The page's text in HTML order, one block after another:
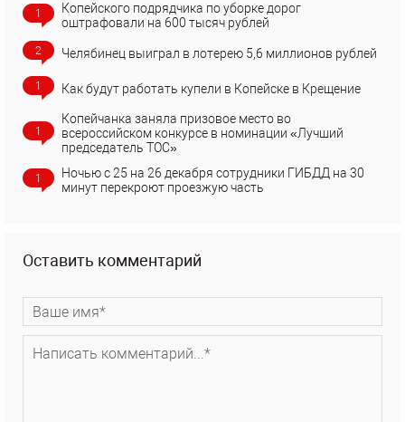
1
Копейского подрядчика по уборке дорог
оштрафовали на 600 тысяч рублей
2 Челябинец выиграл в лотерею 5,6 миллионов рублей
1 Как будут работать купели в Копейске в Крещение
1
Копейчанка заняла призовое место во
всероссийском конкурсе в номинации «Лучший
председатель ТОС»
1
Ночью с 25 на 26 декабря сотрудники ГИБДД на 30
минут перекроют проезжую часть
Оставить комментарий